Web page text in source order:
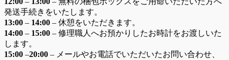
発送手続きをいたします。
13:00 – 14:00 – 休憩をいただきます。
14:00 – 15:00 – 修理職人へお預かりしたお時計をお渡しいた
します。
15:00 –20:00 – メールやお電話でいただいたお問い合わせ、